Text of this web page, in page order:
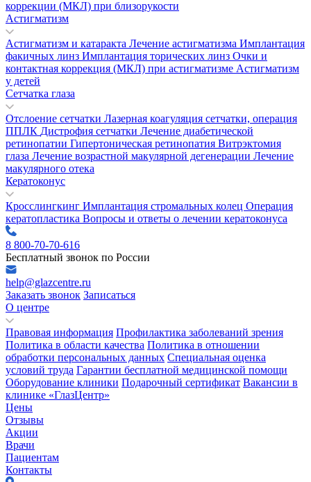
коррекции (МКЛ) при близорукости
Астигматизм
Астигматизм и катаракта Лечение астигматизма Имплантация
факичных линз Имплантация торических линз Очки и
контактная коррекция (МКЛ) при астигматизме Астигматизм
у детей
Сетчатка глаза
Отслоение сетчатки Лазерная коагуляция сетчатки, операция
ППЛК Дистрофия сетчатки Лечение диабетической
ретинопатии Гипертоническая ретинопатия Витрэктомия
глаза Лечение возрастной макулярной дегенерации Лечение
макулярного отека
Кератоконус
Кросслингкинг Имплантация стромальных колец Операция
кератопластика Вопросы и ответы о лечении кератоконуса
8 800-70-70-616
Бесплатный звонок по России
help@glazcentre.ru
Заказать звонок Записаться
О центре
Правовая информация Профилактика заболеваний зрения
Политика в области качества Политика в отношении
обработки персональных данных Специальная оценка
условий труда Гарантии бесплатной медицинской помощи
Оборудование клиники Подарочный сертификат Вакансии в
клинике «ГлазЦентр»
Цены
Отзывы
Акции
Врачи
Пациентам
Контакты